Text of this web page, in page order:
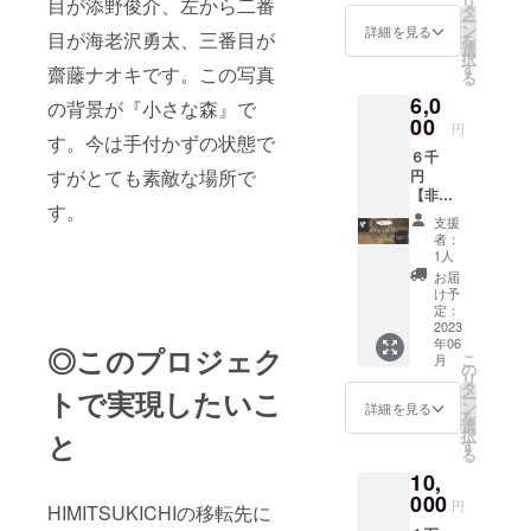
目が海老沢勇太、三番目が
齋藤ナオキです。この写真
の背景が『小さな森』で
す。今は手付かずの状態で
すがとても素敵な場所で
す。
◎このプロジェク
トで実現したいこ
と
HIMITSUKICHIの移転先に
ジナル
ステッ
枚 計3
枚 【サ
イズ】
縦4cm×
横10cm
（消費
税・送
料込
み） ク
ファン
ディン
グ限定
デザイ
ンのマ
ルシェ
バッグ
をお送
りいた
しま
す。 ■
リター
ン内容
➀御礼
の手紙
②HIMIT
SUKIC
シェ
バッグ
１枚
詳細を見る
タ
ー
ン
を
選
択
す
る
6,0
00 円
６千
円
【非売
品
HIMITS
UKICHI
オリジ
ナルマ
グカッ
ププラ
ン】
（消費
税・送
料込
み） ク
ラウド
ディン
グ限定
デザイ
支援
者：
1人
お届
け予
定：
2023
年06
月
詳細を見る
こ
の
リ
タ
ー
ン
を
選
択
す
る
10,
000 円